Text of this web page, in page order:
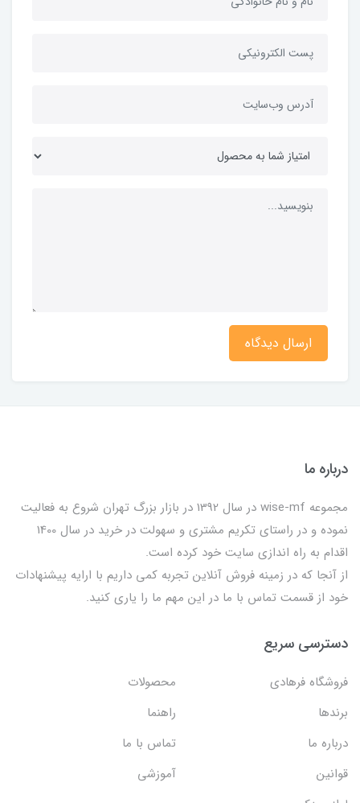
ارسال دیدگاه
درباره ما
مجموعه wise-mf در سال 1392 در بازار بزرگ تهران شروع به فعالیت
نموده و در راستای تکریم مشتری و سهولت در خرید در سال 1400
اقدام به راه اندازی سایت خود کرده است.
از آنجا که در زمینه فروش آنلاین تجربه کمی داریم با ارایه پیشنهادات
خود از قسمت تماس با ما در این مهم ما را یاری کنید.
دسترسی سریع
فروشگاه فرهادی
محصولات
برندها
راهنما
درباره ما
تماس با ما
قوانین
آموزشی